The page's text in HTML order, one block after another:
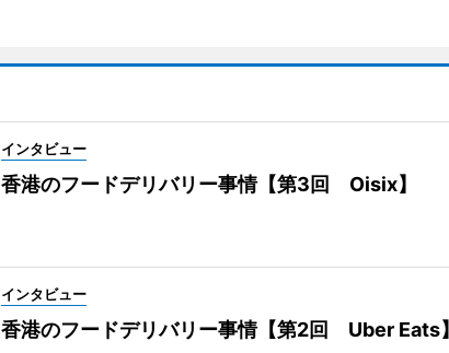
インタビュー
香港のフードデリバリー事情【第3回 Oisix】
インタビュー
香港のフードデリバリー事情【第2回 Uber Eats】